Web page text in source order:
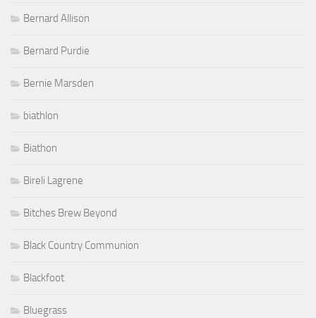
Bernard Allison
Bernard Purdie
Bernie Marsden
biathlon
Biathon
Bireli Lagrene
Bitches Brew Beyond
Black Country Communion
Blackfoot
Bluegrass